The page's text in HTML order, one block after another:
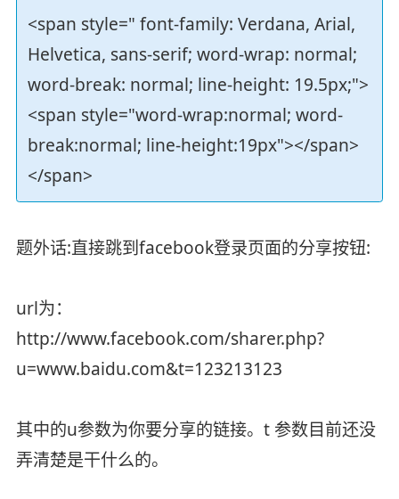
<span style=" font-family: Verdana, Arial,
Helvetica, sans-serif; word-wrap: normal;
word-break: normal; line-height: 19.5px;">
<span style="word-wrap:normal; word-
break:normal; line-height:19px"></span>
</span>
题外话:直接跳到facebook登录页面的分享按钮:
url为：
http://www.facebook.com/sharer.php?
u=www.baidu.com&t=123213123
其中的u参数为你要分享的链接。t 参数目前还没
弄清楚是干什么的。